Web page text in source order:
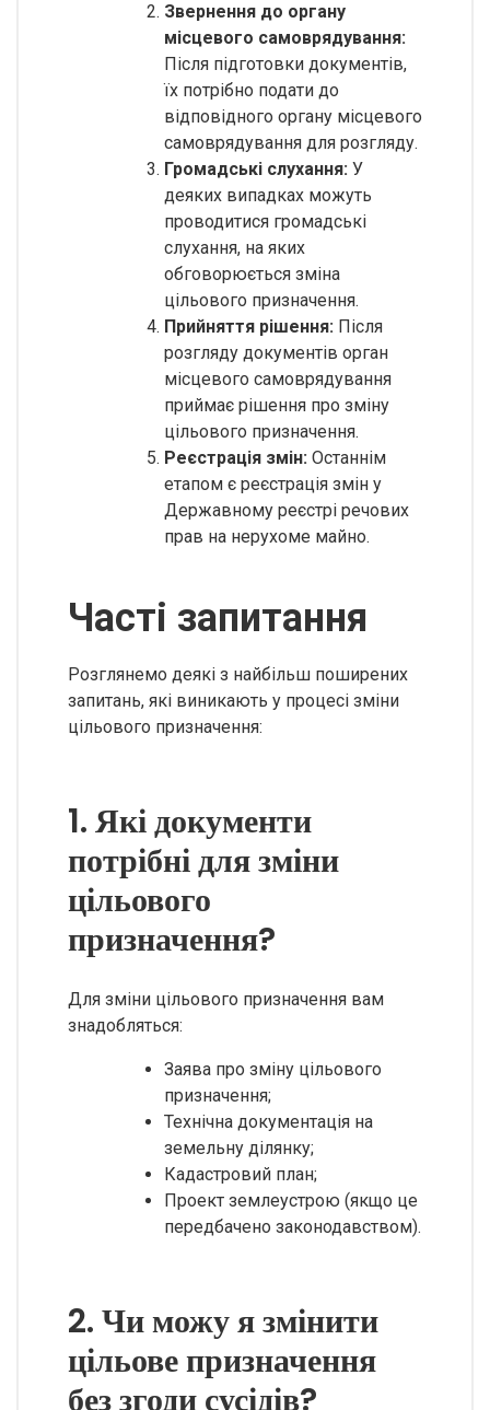
Звернення до органу
місцевого самоврядування:
Після підготовки документів,
їх потрібно подати до
відповідного органу місцевого
самоврядування для розгляду.
Громадські слухання: У
деяких випадках можуть
проводитися громадські
слухання, на яких
обговорюється зміна
цільового призначення.
Прийняття рішення: Після
розгляду документів орган
місцевого самоврядування
приймає рішення про зміну
цільового призначення.
Реєстрація змін: Останнім
етапом є реєстрація змін у
Державному реєстрі речових
прав на нерухоме майно.
Часті запитання
Розглянемо деякі з найбільш поширених
запитань, які виникають у процесі зміни
цільового призначення:
1. Які документи
потрібні для зміни
цільового
призначення?
Для зміни цільового призначення вам
знадобляться:
Заява про зміну цільового
призначення;
Технічна документація на
земельну ділянку;
Кадастровий план;
Проект землеустрою (якщо це
передбачено законодавством).
2. Чи можу я змінити
цільове призначення
без згоди сусідів?